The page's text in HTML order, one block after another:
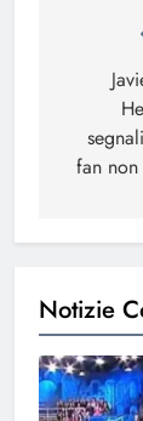
fan
Notizie